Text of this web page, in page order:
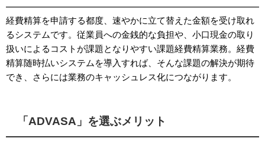
経費精算を申請する都度、速やかに立て替えた金額を受け取れ
るシステムです。従業員への金銭的な負担や、小口現金の取り
扱いによるコストが課題となりやすい課題経費精算業務。経費
精算随時払いシステムを導入すれば、そんな課題の解決が期待
でき、さらには業務のキャッシュレス化につながります。
「 ADVASA 」を選ぶメリット